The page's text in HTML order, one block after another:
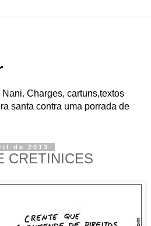
Charges, cartuns,textos
santa contra uma porrada de
de 2013
CRETINICES